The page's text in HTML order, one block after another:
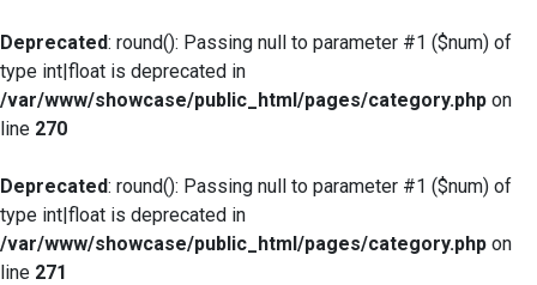
Deprecated: round(): Passing null to parameter #1 ($num) of
type int|float is deprecated in
/var/www/showcase/public_html/pages/category.php on
line 270
Deprecated: round(): Passing null to parameter #1 ($num) of
type int|float is deprecated in
/var/www/showcase/public_html/pages/category.php on
line 271